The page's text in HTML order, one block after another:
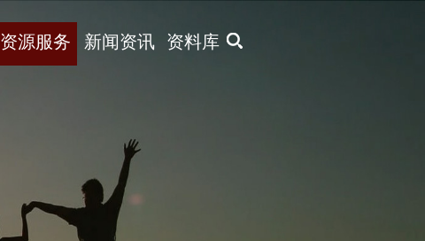
X
资源服务 新闻资讯 资料库